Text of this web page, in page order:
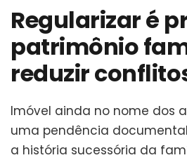
Regularizar é
patrimônio
reduzir
Imóvel ainda no nome dos
uma pendência
a história sucessória da